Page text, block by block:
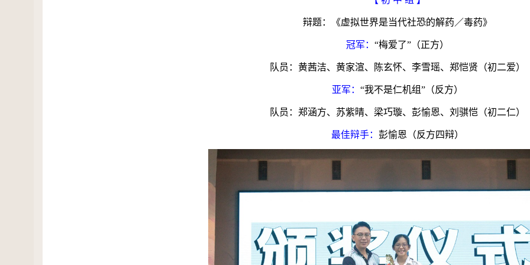
辩题：《虚拟世界是当代社恐的解药／毒药》
冠军： “梅爱了”（正方）
队员：黄茜洁、黄家渲、陈玄怀、李雪瑶、郑恺贤（初二爱）
亚军： “我不是仁机组”（反方）
队员：郑涵方、苏紫晴、梁巧璇、彭愉恩、刘骐恺（初二仁）
最佳辩手： 彭愉恩（反方四辩）